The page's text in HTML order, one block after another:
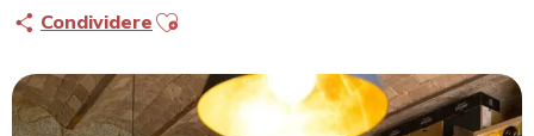
CondividereAjouter aux favoris